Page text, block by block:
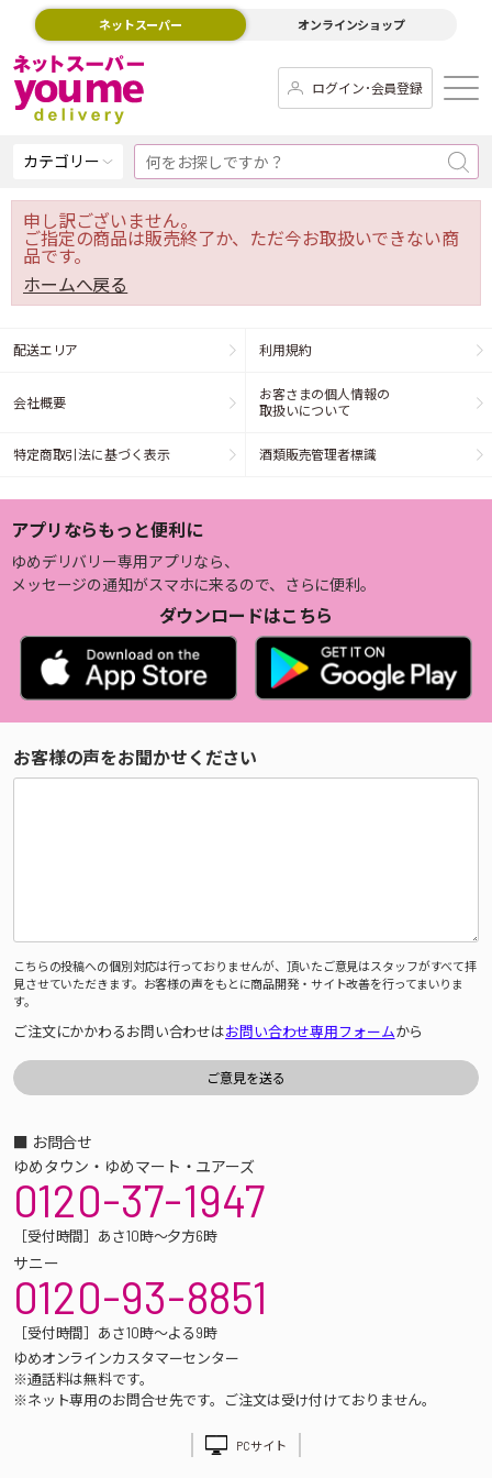
ネットスーパー オンラインショップ
ログイン･会員登録
カテゴリー
申し訳ございません。
ご指定の商品は販売終了か、ただ今お取扱いできない商
品です。
ホームへ戻る
配送エリア 利用規約
会社概要
お客さまの個人情報の
取扱いについて
特定商取引法に基づく表示 酒類販売管理者標識
アプリならもっと便利に
ゆめデリバリー専用アプリなら、
メッセージの通知がスマホに来るので、さらに便利。
ダウンロードはこちら
お客様の声をお聞かせください
こちらの投稿への個別対応は行っておりませんが、頂いたご意見はスタッフがすべて拝
見させていただきます。お客様の声をもとに商品開発・サイト改善を行ってまいりま
す。
ご注文にかかわるお問い合わせはお問い合わせ専用フォームから
■ お問合せ
ゆめタウン・ゆめマート・ユアーズ
0120-37-1947
［受付時間］あさ10時～夕方6時
サニー
0120-93-8851
［受付時間］あさ10時～よる9時
ゆめオンラインカスタマーセンター
※通話料は無料です。
※ネット専用のお問合せ先です。ご注文は受け付けておりません。
PCサイト